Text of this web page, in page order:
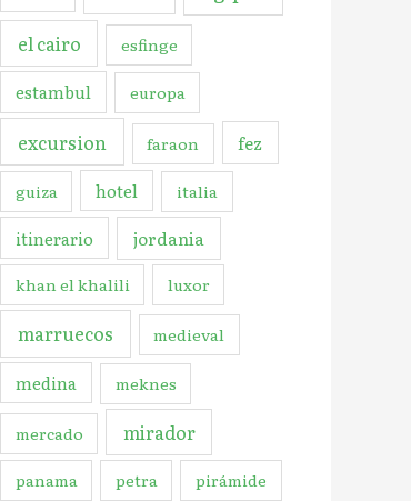
el cairo esfinge
estambul europa
excursion faraon fez
guiza hotel italia
itinerario jordania
khan el khalili luxor
marruecos medieval
medina meknes
mercado mirador
panama petra pirámide